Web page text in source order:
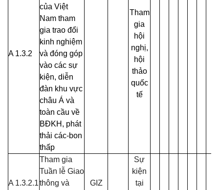
A 1.3.2
của Việt
Nam tham
gia trao đổi
kinh nghiệm
và đóng góp
vào các sự
kiện, diễn
đàn khu vực
châu Á và
toàn cầu về
BĐKH, phát
thải các-bon
thấp
Tham
gia
hội
nghị,
hội
thảo
quốc
tế
A 1.3.2.1
Tham gia
Tuần lễ Giao
thông và
GIZ
Sự
kiện
tại